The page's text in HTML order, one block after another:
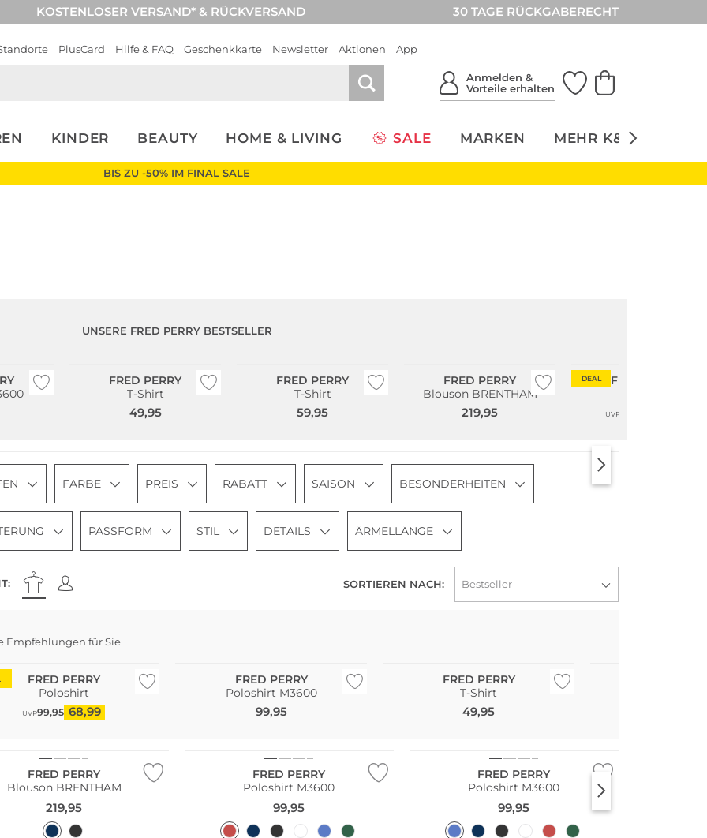
KOSTENLOSER VERSAND* & RÜCKVERSAND 30 TAGE RÜCKGABERECHT
PlusCard Hilfe & FAQ Geschenkkarte Newsletter Aktionen App
Anmelden &
Vorteile erhalten
KINDER BEAUTY HOME & LIVING SALE MARKEN MEHR K&Ö
BIS ZU -50% IM FINAL SALE
UNSERE FRED PERRY BESTSELLER
FRED PERRY
T-Shirt
49,95
FRED PERRY
T-Shirt
59,95
FRED PERRY
Blouson BRENTHAM
219,95
DEAL
FRED PERRY
UVP
FARBE PREIS RABATT SAISON BESONDERHEITEN
PASSFORM STIL DETAILS ÄRMELLÄNGE
SORTIEREN NACH:
Empfehlungen für Sie
FRED PERRY
Poloshirt
UVP99,95 68,99
FRED PERRY
Poloshirt M3600
99,95
FRED PERRY
T-Shirt
49,95
FRED PERRY
Blouson BRENTHAM
219,95
FRED PERRY
Poloshirt M3600
99,95
FRED PERRY
Poloshirt M3600
99,95